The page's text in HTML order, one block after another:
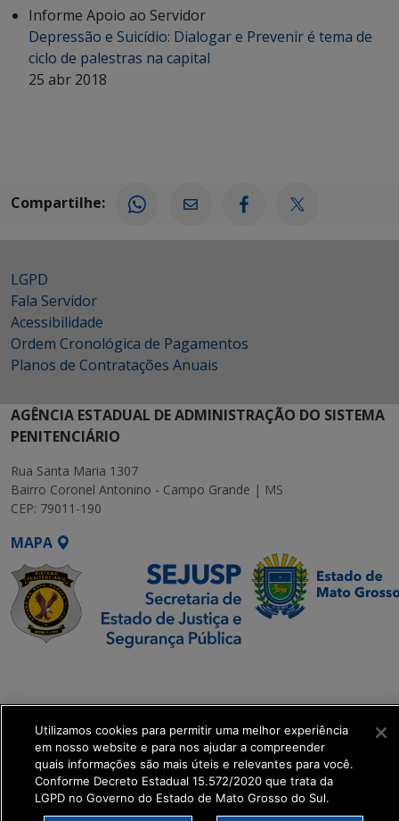
Informe Apoio ao Servidor
Depressão e Suicídio: Dialogar e Prevenir é tema de
ciclo de palestras na capital
25 abr 2018
Compartilhe:
LGPD
Fala Servidor
Acessibilidade
Ordem Cronológica de Pagamentos
Planos de Contratações Anuais
AGÊNCIA ESTADUAL DE ADMINISTRAÇÃO DO SISTEMA
PENITENCIÁRIO
Rua Santa Maria 1307
Bairro Coronel Antonino - Campo Grande | MS
CEP: 79011-190
MAPA
get_footer();
Utilizamos cookies para permitir uma melhor experiência
em nosso website e para nos ajudar a compreender
quais informações são mais úteis e relevantes para você.
Conforme Decreto Estadual 15.572/2020 que trata da
LGPD no Governo do Estado de Mato Grosso do Sul.